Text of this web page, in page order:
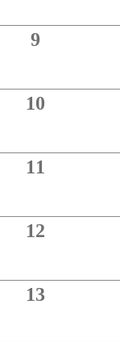
9
10
11
12
13